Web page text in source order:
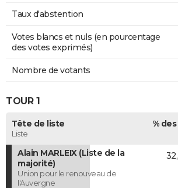
Taux d'abstention
Votes blancs et nuls (en pourcentage
des votes exprimés)
Nombre de votants
TOUR 1
Tête de liste
Liste
%
Alain MARLEIX (Liste de la
majorité)
Union pour le renouveau de
l'Auvergne